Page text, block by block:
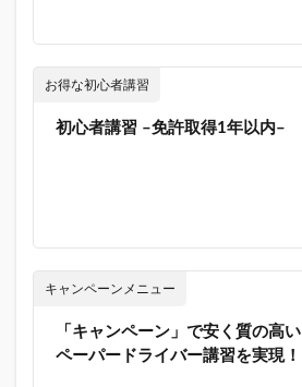
お得な初心者講習
初心者講習 –免許取得1年以内–
キャンペーンメニュー
「キャンペーン」で安く質の高い
ペーパードライバー講習を実現！